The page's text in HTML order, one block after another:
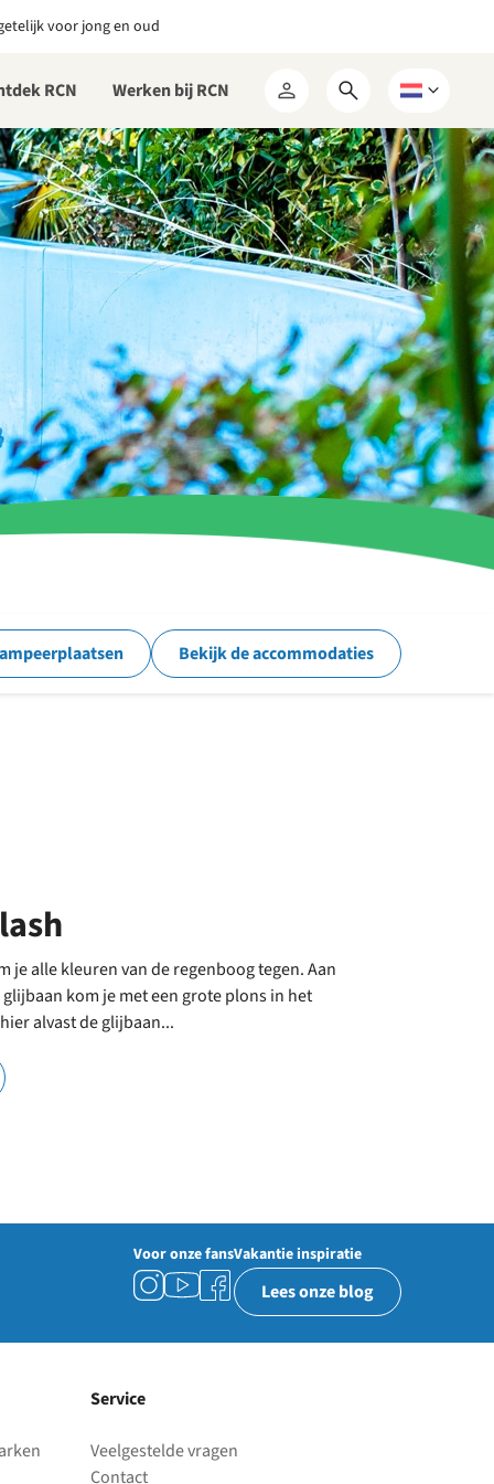
voor jong en oud
RCN Werken bij RCN
Mijn
RCN
Open
zoekformulier
Kies
een
taal
Bekijk de accommodaties
je alle kleuren van de regenboog tegen. Aan
kom je met een grote plons in het
alvast de glijbaan...
Voor onze fansVakantie inspiratie
Lees onze blog
Service
Veelgestelde vragen
Contact